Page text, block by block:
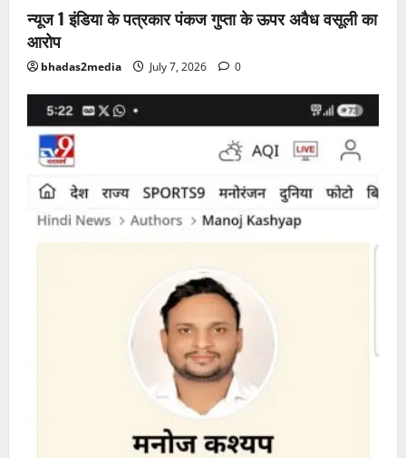
न्यूज 1 इंडिया के पत्रकार पंकज गुप्ता के ऊपर अवैध वसूली का
आरोप
bhadas2media July 7, 2026 0